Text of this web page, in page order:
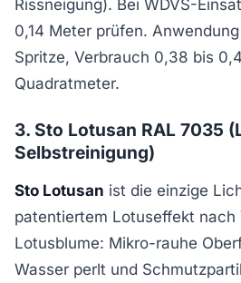
Rissneigung). Bei WDVS-
0,14 Meter prüfen.
Spritze, Verbrauch 0,38 bis
Quadratmeter.
3. Sto Lotusan RAL 7035
Selbstreinigung)
Sto Lotusan ist die einzige
patentiertem Lotuseffekt nach
Lotusblume: Mikro-rauhe
Wasser perlt und